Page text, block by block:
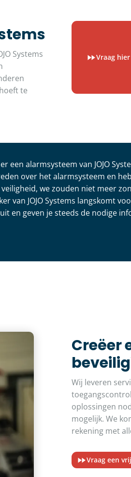
Systems
te
Vraag
een alarmsysteem van JOJO
over het alarmsysteem en
we zouden niet meer
van JOJO Systems langskomt
en geven je steeds de nodige
Creëer
Wij leveren
oplossingen
mogelijk. We
rekening met
Vraag een